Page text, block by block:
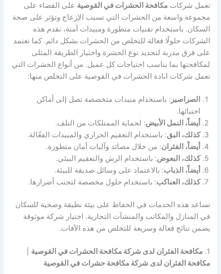
تعمل شركاتمكافحة الحشرات في القوصية على القضاء على
مجموعة واسعة من الحشرات التي تسبب الإزعاج وتؤثر على صحة
السكان. باستخدام تقنيات متطورة ومبيدات آمنة، تقدم هذه
الشركات حلولًا فعالة للتخلص من الحشرات بشكل دائم. كما تعتمد
على فرق مدربة لتحديد نوع الحشرة واختيار الطريقة المثلى
لمكافحتها بما يناسب احتياجات كل عميل. من أنواع الحشرات التي
تعمل شركات ابادة الحشرات في القوصية على التخلص منها:
الصراصير : باستخدام مبيدات متخصصة تصل إلى أماكن
اختبائها.
أيضاً، النمل الأبيض: لحماية الممتلكات من التلف.
كذلك، البق: باستخدام التعقيم الحراري والمبيدات الفعّالة.
أيضاً، الفئران: من خلال مصائد وآليات أمان متطورة.
كذلك، البعوض: باستخدام الرش والتعقيم البيئي.
أيضاً، الذباب: بالاعتماد على وسائل صديقة للبيئة.
كذلك، العناكب: باستخدام حلول مخصصة لتجنب أضرارها.
تساعد هذه الخدمات في الحفاظ على بيئة نظيفة وصحية للسكان
في المنازل والمكاتب والمنشآت التجارية. اختيار شركة موثوقة
يضمن نتائج فعالة وسريعة للتخلص من هذه الآفات.
1. مكافحة الفئران لدى شركة مكافحة الحشرات في القوصية
مكافحة الفئران لدى شركة مكافحة حشرات في القوصية